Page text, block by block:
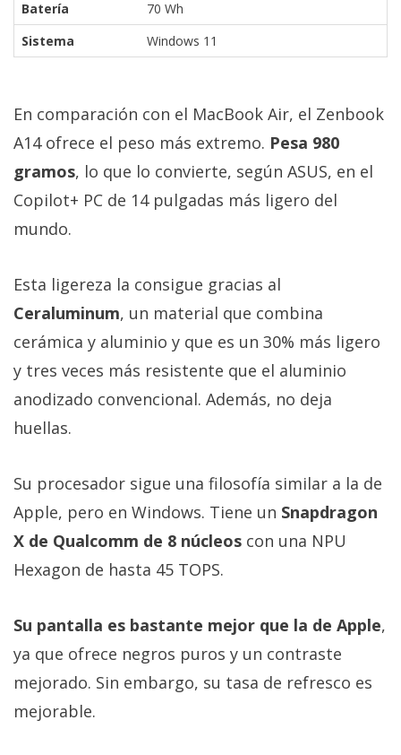
Batería
70 Wh
Sistema
Windows 11
En comparación con el MacBook Air, el Zenbook
A14 ofrece el peso más extremo. Pesa 980
gramos, lo que lo convierte, según ASUS, en el
Copilot+ PC de 14 pulgadas más ligero del
mundo.
Esta ligereza la consigue gracias al
Ceraluminum, un material que combina
cerámica y aluminio y que es un 30% más ligero
y tres veces más resistente que el aluminio
anodizado convencional. Además, no deja
huellas.
Su procesador sigue una filosofía similar a la de
Apple, pero en Windows. Tiene un Snapdragon
X de Qualcomm de 8 núcleos con una NPU
Hexagon de hasta 45 TOPS.
Su pantalla es bastante mejor que la de Apple,
ya que ofrece negros puros y un contraste
mejorado. Sin embargo, su tasa de refresco es
mejorable.